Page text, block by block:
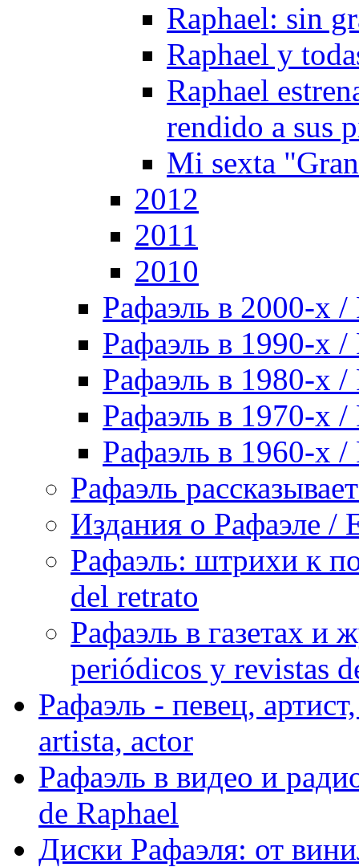
Raphael: sin
Raphael y
Raphael
rendido a sus
Mi sexta
2012
2011
2010
Рафаэль в 2000-х /
Рафаэль в 1990-х /
Рафаэль в 1980-х /
Рафаэль в 1970-х /
Рафаэль в 1960-х /
Рафаэль
Издания о Рафаэле /
Рафаэль: штрихи к
del retrato
Рафаэль в газетах и
periódicos y revistas
Рафаэль - певец,
artista, actor
Рафаэль в видео и
de Raphael
Диски Рафаэля: от